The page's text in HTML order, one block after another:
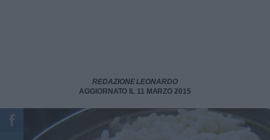
REDAZIONE LEONARDO
AGGIORNATO IL 11 MARZO 2015